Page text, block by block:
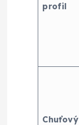
profil
Chuťový